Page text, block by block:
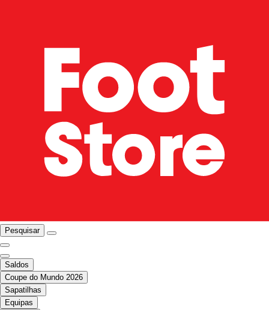
Pesquisar
Saldos
Coupe do Mundo 2026
Sapatilhas
Equipas